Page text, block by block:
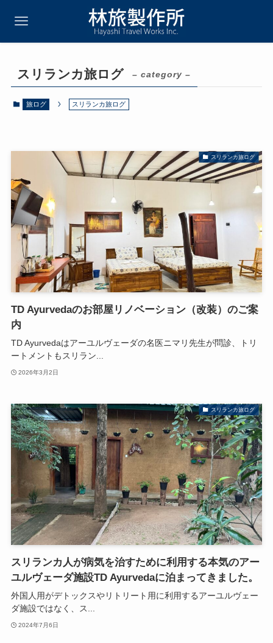
スリランカ旅ログ – category –
旅ログ スリランカ旅ログ
スリランカ旅ログ
TD Ayurvedaのお部屋リノベーション（改装）のご案
内
TD Ayurvedaはアーユルヴェーダの名医ニマリ先生が問診、トリ
ートメントもスリラン...
2026年3月2日
スリランカ旅ログ
スリランカ人が病気を治すために利用する本気のアー
ユルヴェーダ施設TD Ayurvedaに泊まってきました。
外国人用がデトックスやリトリート用に利用するアーユルヴェー
ダ施設ではなく、ス...
2024年7月6日